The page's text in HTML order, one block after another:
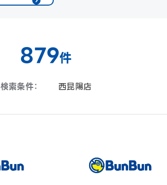
879件
検索条件： 西昆陽店